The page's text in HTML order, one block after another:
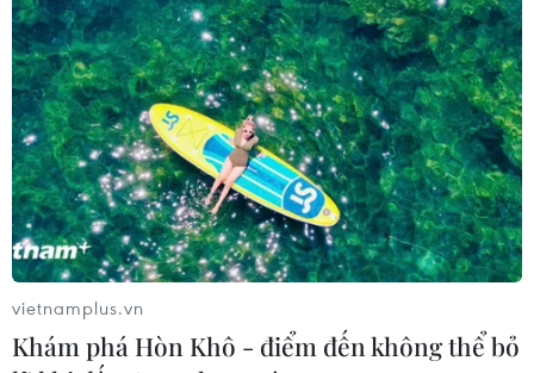
04/08/2026 04:13
Máy bay chở khách nội địa đầu tiên
của Nga hoàn tất chuyến bay thử
nghiệm
04/08/2026 01:25
Bí mật sau những chung cư không
niên hạn ở Pháp
04/08/2026 01:03
vietnamplus.vn
Khám phá Hòn Khô - điểm đến không thể bỏ